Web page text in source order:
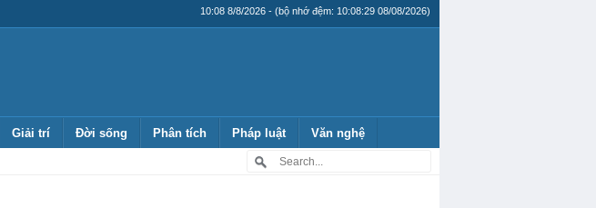
10:08 8/8/2026 - (bộ nhớ đệm: 10:08:29 08/08/2026)
Giải trí Đời sống Phân tích Pháp luật Văn nghệ